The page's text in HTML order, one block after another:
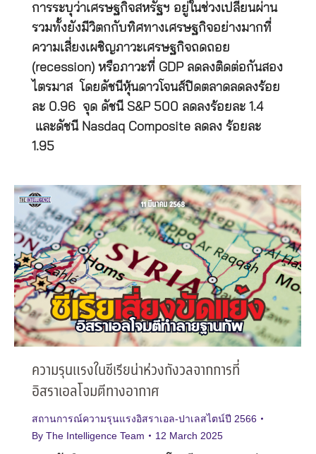
การระบุว่าเศรษฐกิจสหรัฐฯ อยู่ในช่วงเปลี่ยนผ่าน
รวมทั้งยังมีวิตกกับทิศทางเศรษฐกิจอย่างมากที่
ความเสี่ยงเผชิญภาวะเศรษฐกิจถดถอย
(recession) หรือภาวะที่ GDP ลดลงติดต่อกันสอง
ไตรมาส โดยดัชนีหุ้นดาวโจนส์ปิดตลาดลดลงร้อย
ละ 0.96 จุด ดัชนี S&P 500 ลดลงร้อยละ 1.4
และดัชนี Nasdaq Composite ลดลง ร้อยละ
1.95
ความรุนแรงในซีเรียน่าห่วงกังวลจากการที่
อิสราเอลโจมตีทางอากาศ
สถานการณ์ความรุนแรงอิสราเอล-ปาเลสไตน์ปี 2566
By The Intelligence Team 12 March 2025